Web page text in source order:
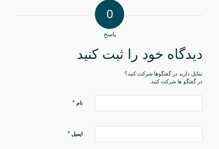
0
پاسخ
دیدگاه خود را ثبت کنید
تمایل دارید در گفتگوها شرکت کنید؟
در گفتگو ها شرکت کنید.
نام *
ایمیل *